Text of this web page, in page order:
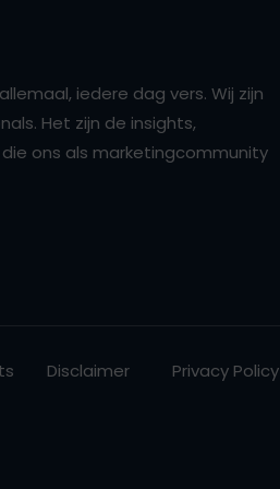
iedere dag vers. Wij zijn
Het zijn de insights,
ons als marketingcommunity
Disclaimer Privacy Policy